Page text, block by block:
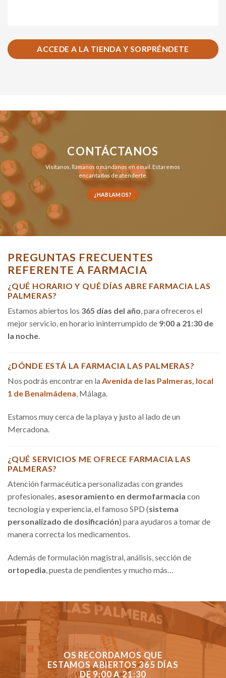
ACCEDE A LA TIENDA Y SORPRÉNDETE
CONTÁCTANOS
Visítanos, llámanosomándanos en email . Estaremos
encantados de atenderte.
¿HABLAMOS?
PREGUNTAS FRECUENTES
REFERENTE A FARMACIA
¿QUÉ HORARIO Y QUÉ DÍAS ABRE FARMACIA LAS
PALMERAS?
Estamos abiertos los 365 días del año, para ofreceros el
mejor servicio, en horario ininterrumpido de 9:00 a 21:30 de
la noche.
¿DÓNDE ESTÁ LA FARMACIA LAS PALMERAS?
Nos podrás encontrar en la Avenida de las Palmeras, local
1 de Benalmádena, Málaga.
Estamos muy cerca de la playa y justo al lado de un
Mercadona.
¿QUÉ SERVICIOS ME OFRECE FARMACIA LAS
PALMERAS?
Atención farmacéutica personalizadas con grandes
profesionales, asesoramiento en dermofarmacia con
tecnología y experiencia, el famoso SPD (sistema
personalizado de dosificación) para ayudaros a tomar de
manera correcta los medicamentos.
Además de formulación magistral, análisis, sección de
ortopedia , puesta de pendientes y mucho más…
OS RECORDAMOS QUE
ESTAMOS ABIERTOS 365 DÍAS
DE 9:00 A 21:30